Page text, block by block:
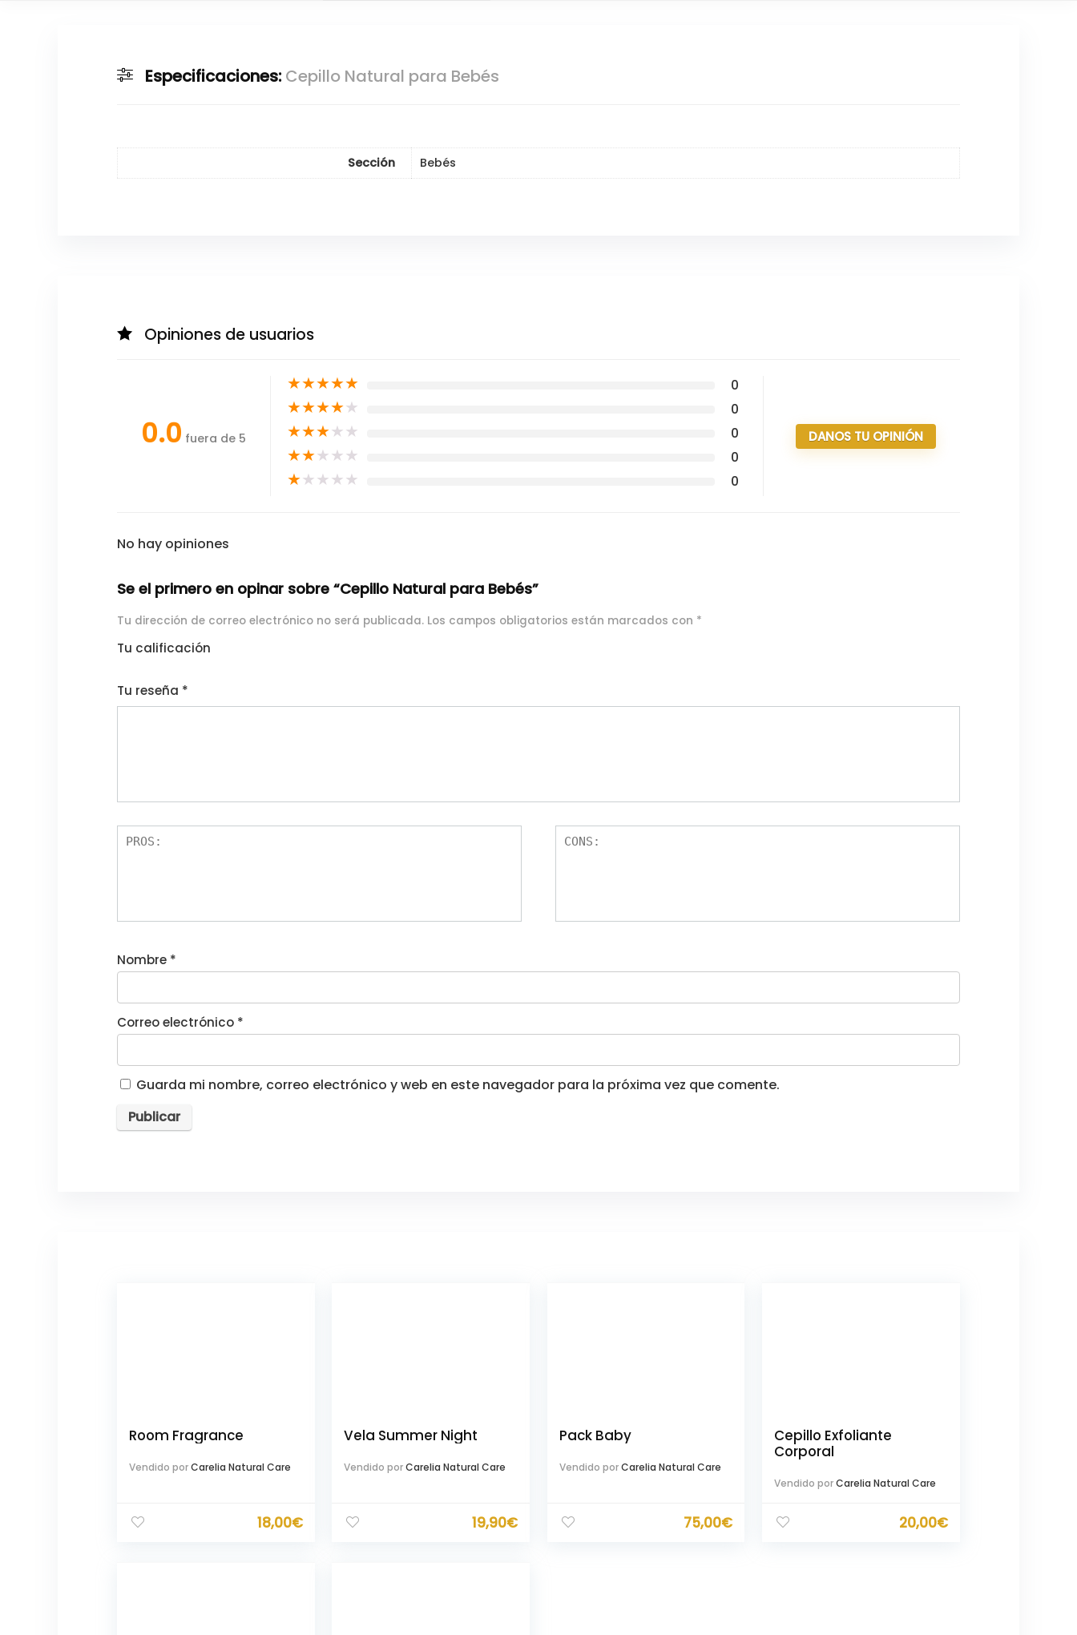
Especificaciones: Cepillo Natural para Bebés
Sección Bebés
Opiniones de usuarios
0.0 fuera de 5
★★★★★ 0
★★★★★ 0
★★★★★ 0
★★★★★ 0
★★★★★ 0
DANOS TU OPINIÓN
No hay opiniones
Se el primero en opinar sobre “Cepillo Natural para Bebés”
Tu dirección de correo electrónico no será publicada. Los campos obligatorios están marcados con *
Tu calificación
Tu reseña *
Nombre *
Correo electrónico *
Guarda mi nombre, correo electrónico y web en este navegador para la próxima vez que comente.
Room Fragrance
Vendido porCarelia Natural Care
18,00€
Vela Summer Night
Vendido porCarelia Natural Care
19,90€
Pack Baby
Vendido porCarelia Natural Care
75,00€
Cepillo Exfoliante
Corporal
Vendido porCarelia Natural Care
20,00€